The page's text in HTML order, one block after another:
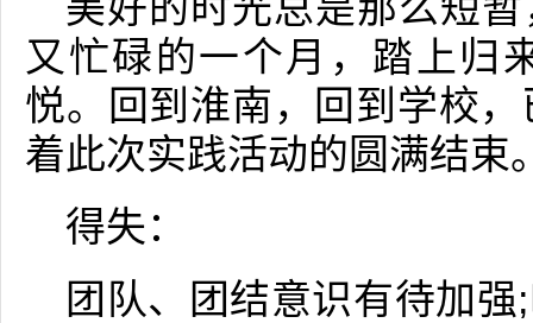
又忙碌的一个月，踏上归
悦。回到淮南，回到学校
着此次实践活动的圆满结束
得失：
团队、团结意识有待加